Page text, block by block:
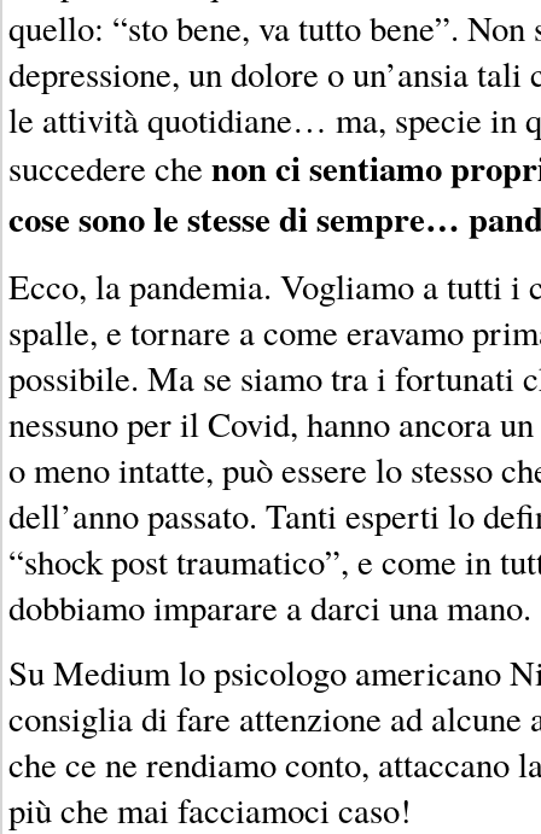
quello: “sto bene, va tutto bene”.
depressione, un dolore o un’ansia
le attività quotidiane… ma, specie in
succedere che non ci sentiamo
cose sono le stesse di sempre…
Ecco, la pandemia. Vogliamo a tutti i
spalle, e tornare a come eravamo
possibile. Ma se siamo tra i fortunati
nessuno per il Covid, hanno ancora
o meno intatte, può essere lo stesso
dell’anno passato. Tanti esperti lo
“shock post traumatico”, e come in
dobbiamo imparare a darci una mano.
Su Medium lo psicologo americano
consiglia di fare attenzione ad alcune
che ce ne rendiamo conto, attaccano
più che mai facciamoci caso!